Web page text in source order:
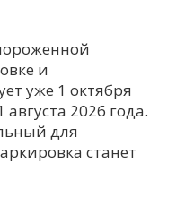
и
уже 1 октября
2026 года.
для
станет